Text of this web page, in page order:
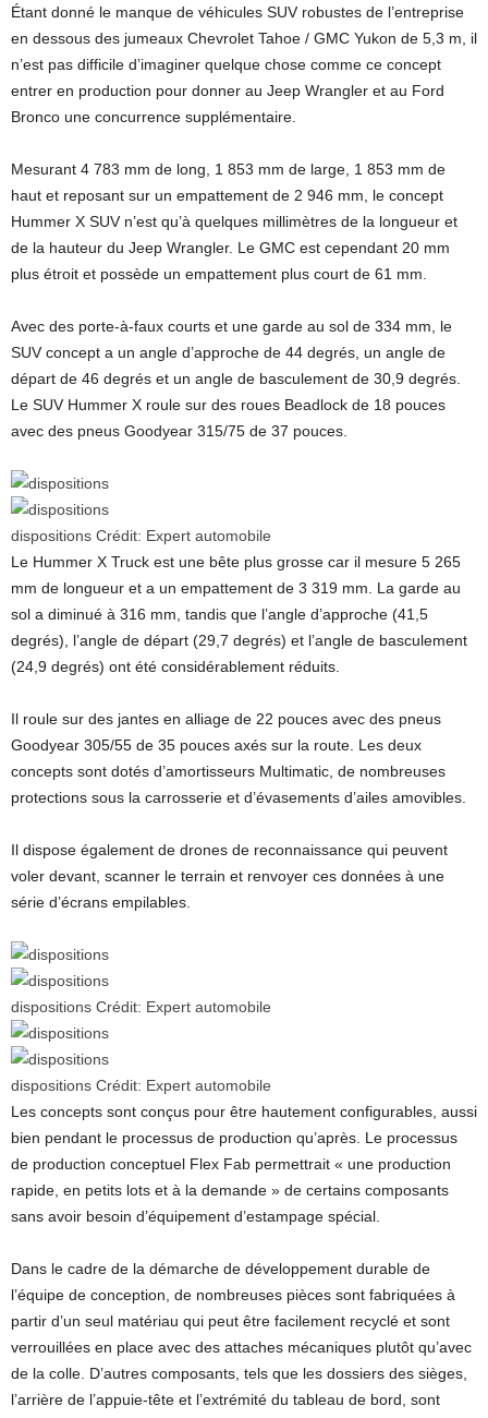
Étant donné le manque de véhicules SUV robustes de l’entreprise
en dessous des jumeaux Chevrolet Tahoe / GMC Yukon de 5,3 m, il
n’est pas difficile d’imaginer quelque chose comme ce concept
entrer en production pour donner au Jeep Wrangler et au Ford
Bronco une concurrence supplémentaire.
Mesurant 4 783 mm de long, 1 853 mm de large, 1 853 mm de
haut et reposant sur un empattement de 2 946 mm, le concept
Hummer X SUV n’est qu’à quelques millimètres de la longueur et
de la hauteur du Jeep Wrangler. Le GMC est cependant 20 mm
plus étroit et possède un empattement plus court de 61 mm.
Avec des porte-à-faux courts et une garde au sol de 334 mm, le
SUV concept a un angle d’approche de 44 degrés, un angle de
départ de 46 degrés et un angle de basculement de 30,9 degrés.
Le SUV Hummer X roule sur des roues Beadlock de 18 pouces
avec des pneus Goodyear 315/75 de 37 pouces.
dispositions Crédit: Expert automobile
Le Hummer X Truck est une bête plus grosse car il mesure 5 265
mm de longueur et a un empattement de 3 319 mm. La garde au
sol a diminué à 316 mm, tandis que l’angle d’approche (41,5
degrés), l’angle de départ (29,7 degrés) et l’angle de basculement
(24,9 degrés) ont été considérablement réduits.
Il roule sur des jantes en alliage de 22 pouces avec des pneus
Goodyear 305/55 de 35 pouces axés sur la route. Les deux
concepts sont dotés d’amortisseurs Multimatic, de nombreuses
protections sous la carrosserie et d’évasements d’ailes amovibles.
Il dispose également de drones de reconnaissance qui peuvent
voler devant, scanner le terrain et renvoyer ces données à une
série d’écrans empilables.
dispositions Crédit: Expert automobile
dispositions Crédit: Expert automobile
Les concepts sont conçus pour être hautement configurables, aussi
bien pendant le processus de production qu’après. Le processus
de production conceptuel Flex Fab permettrait « une production
rapide, en petits lots et à la demande » de certains composants
sans avoir besoin d’équipement d’estampage spécial.
Dans le cadre de la démarche de développement durable de
l’équipe de conception, de nombreuses pièces sont fabriquées à
partir d’un seul matériau qui peut être facilement recyclé et sont
verrouillées en place avec des attaches mécaniques plutôt qu’avec
de la colle. D’autres composants, tels que les dossiers des sièges,
l’arrière de l’appuie-tête et l’extrémité du tableau de bord, sont